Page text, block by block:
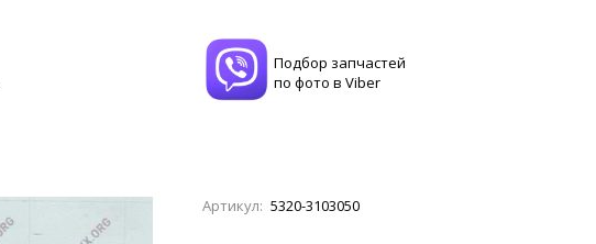
Подбор запчастей
по фото в Viber
Артикул: 5320-3103050